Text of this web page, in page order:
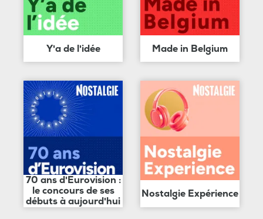
Y'a de l'idée Made in Belgium
70 ans d'Eurovision :
le concours de ses
débuts à aujourd'hui
Nostalgie Expérience